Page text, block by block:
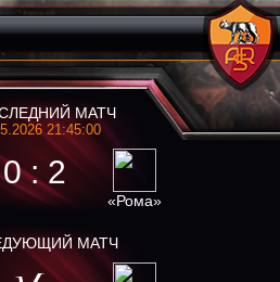
МАТЧ
21:45:00
«Рома»
0 : 2
МАТЧ